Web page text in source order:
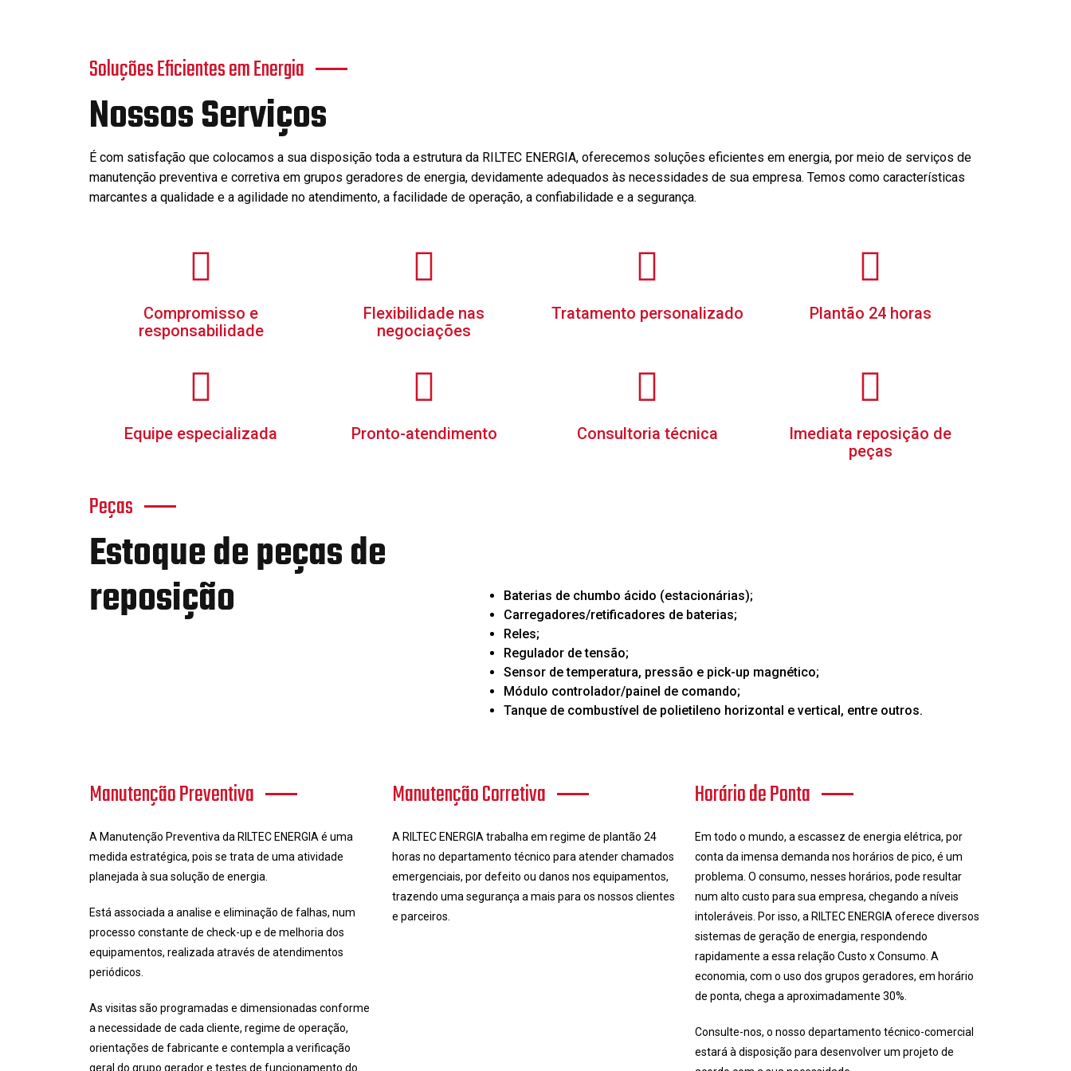
Soluções Eficientes em Energia
Nossos Serviços
É com satisfação que colocamos a sua disposição toda a estrutura da RILTEC ENERGIA, oferecemos soluções eficientes em energia, por meio de serviços de
manutenção preventiva e corretiva em grupos geradores de energia, devidamente adequados às necessidades de sua empresa. Temos como características
marcantes a qualidade e a agilidade no atendimento, a facilidade de operação, a confiabilidade e a segurança.
Compromisso e
responsabilidade
Flexibilidade nas
negociações
Tratamento personalizado Plantão 24 horas
Equipe especializada Pronto-atendimento Consultoria técnica
Imediata reposição de
peças
Peças
Estoque de peças de
reposição
Baterias de chumbo ácido (estacionárias);
Carregadores/retificadores de baterias;
Reles;
Regulador de tensão;
Sensor de temperatura, pressão e pick-up magnético;
Módulo controlador/painel de comando;
Tanque de combustível de polietileno horizontal e vertical, entre outros.
Manutenção Preventiva
A Manutenção Preventiva da RILTEC ENERGIA é uma
medida estratégica, pois se trata de uma atividade
planejada à sua solução de energia.
Está associada a analise e eliminação de falhas, num
processo constante de check-up e de melhoria dos
equipamentos, realizada através de atendimentos
periódicos.
As visitas são programadas e dimensionadas conforme
a necessidade de cada cliente, regime de operação,
orientações de fabricante e contempla a verificação
geral do grupo gerador e testes de funcionamento do
Manutenção Corretiva
A RILTEC ENERGIA trabalha em regime de plantão 24
horas no departamento técnico para atender chamados
emergenciais, por defeito ou danos nos equipamentos,
trazendo uma segurança a mais para os nossos clientes
e parceiros.
Horário de Ponta
Em todo o mundo, a escassez de energia elétrica, por
conta da imensa demanda nos horários de pico, é um
problema. O consumo, nesses horários, pode resultar
num alto custo para sua empresa, chegando a níveis
intoleráveis. Por isso, a RILTEC ENERGIA oferece diversos
sistemas de geração de energia, respondendo
rapidamente a essa relação Custo x Consumo. A
economia, com o uso dos grupos geradores, em horário
de ponta, chega a aproximadamente 30%.
Consulte-nos, o nosso departamento técnico-comercial
estará à disposição para desenvolver um projeto de